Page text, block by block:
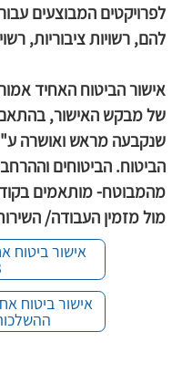
אישור ביטוח
ההשלכות?
אישור ביטוח
לפרויקטים המבוצעים
להם, רשויות ציבוריות,
אישור הביטוח האחיד אמור
של מבקש האישור, בהתאם
שנקבעה מראש ואושרה
הביטוח. הביטוחים
מהמבוטח- מותאמים
מול מזמין העבודה/